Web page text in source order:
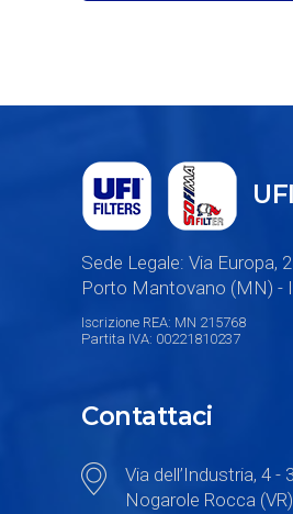
Sede Legale: Via Europa,
Porto Mantovano (MN) -
Iscrizione REA: MN 215768
Partita IVA: 00221810237
Contattaci
Via dell’Industria, 4 -
Nogarole Rocca